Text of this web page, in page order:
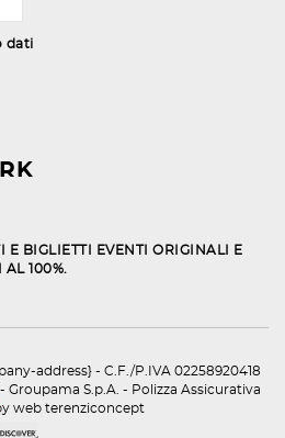
dati
E BIGLIETTI EVENTI ORIGINALI E
AL 100%.
address} - C.F./P.IVA 02258920418
Groupama S.p.A. - Polizza Assicurativa
web terenziconcept